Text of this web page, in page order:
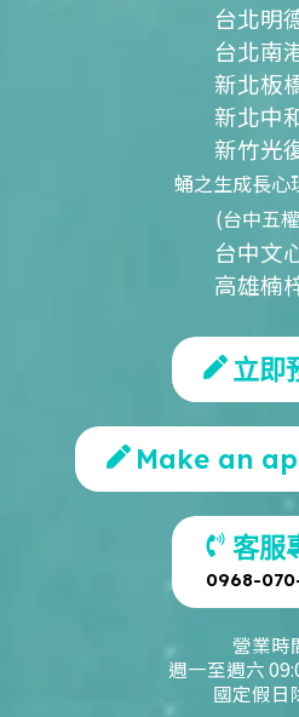
台北明
台北南
新北板
新北中
新竹光
蛹之生成長心
(台中五
台中文
高雄楠
立即
Make an
客服
0968-
營業時
週一至週六
國定假日